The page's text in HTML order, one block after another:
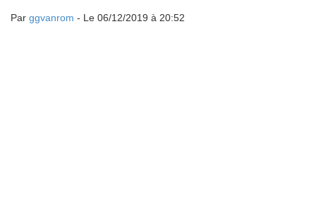
Par ggvanrom - Le 06/12/2019 à 20:52